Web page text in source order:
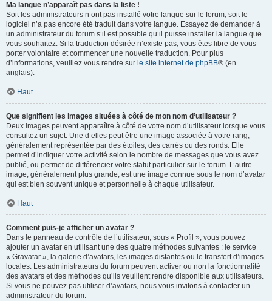
Ma langue n’apparaît pas dans la liste !
Soit les administrateurs n’ont pas installé votre langue sur le forum, soit le
logiciel n’a pas encore été traduit dans votre langue. Essayez de demander à
un administrateur du forum s’il est possible qu’il puisse installer la langue que
vous souhaitez. Si la traduction désirée n’existe pas, vous êtes libre de vous
porter volontaire et commencer une nouvelle traduction. Pour plus
d’informations, veuillez vous rendre sur le site internet de phpBB® (en
anglais).
Haut
Que signifient les images situées à côté de mon nom d’utilisateur ?
Deux images peuvent apparaître à côté de votre nom d’utilisateur lorsque vous
consultez un sujet. Une d’elles peut être une image associée à votre rang,
généralement représentée par des étoiles, des carrés ou des ronds. Elle
permet d’indiquer votre activité selon le nombre de messages que vous avez
publié, ou permet de différencier votre statut particulier sur le forum. L’autre
image, généralement plus grande, est une image connue sous le nom d’avatar
qui est bien souvent unique et personnelle à chaque utilisateur.
Haut
Comment puis-je afficher un avatar ?
Dans le panneau de contrôle de l’utilisateur, sous « Profil », vous pouvez
ajouter un avatar en utilisant une des quatre méthodes suivantes : le service
« Gravatar », la galerie d’avatars, les images distantes ou le transfert d’images
locales. Les administrateurs du forum peuvent activer ou non la fonctionnalité
des avatars et des méthodes qu’ils veuillent rendre disponible aux utilisateurs.
Si vous ne pouvez pas utiliser d’avatars, nous vous invitons à contacter un
administrateur du forum.